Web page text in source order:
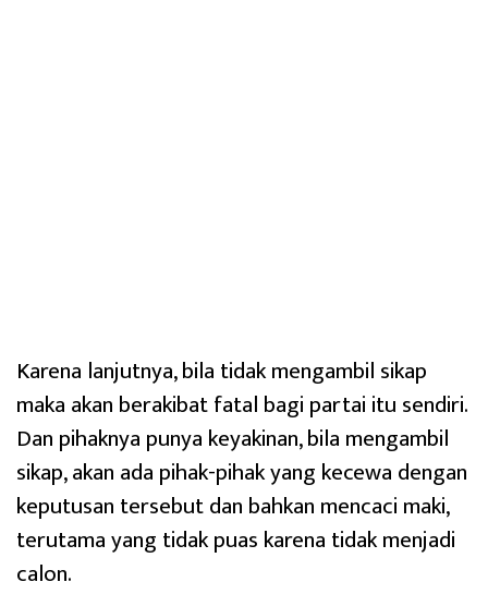
Karena lanjutnya, bila tidak mengambil sikap
maka akan berakibat fatal bagi partai itu sendiri.
Dan pihaknya punya keyakinan, bila mengambil
sikap, akan ada pihak-pihak yang kecewa dengan
keputusan tersebut dan bahkan mencaci maki,
terutama yang tidak puas karena tidak menjadi
calon.